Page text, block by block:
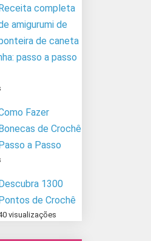
completa
amigurumi de
de caneta
passo a passo
Fazer
de Crochê
a Passo
1300
de Crochê
visualizações